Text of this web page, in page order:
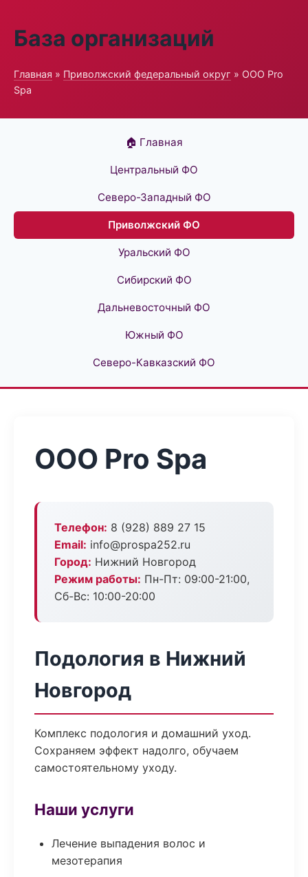
База организаций
Главная » Приволжский федеральный округ » ООО Pro
Spa
🏠 Главная
Центральный ФО
Северо-Западный ФО
Приволжский ФО
Уральский ФО
Сибирский ФО
Дальневосточный ФО
Южный ФО
Северо-Кавказский ФО
ООО Pro Spa
Телефон: 8 (928) 889 27 15
Email: info@prospa252.ru
Город: Нижний Новгород
Режим работы: Пн-Пт: 09:00-21:00,
Сб-Вс: 10:00-20:00
Подология в Нижний
Новгород
Комплекс подология и домашний уход.
Сохраняем эффект надолго, обучаем
самостоятельному уходу.
Наши услуги
Лечение выпадения волос и
мезотерапия